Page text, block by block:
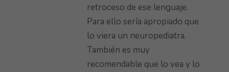
retroceso de ese lenguaje.
Para ello sería apropiado que
lo viera un neuropediatra.
También es muy
recomendable que lo vea y lo